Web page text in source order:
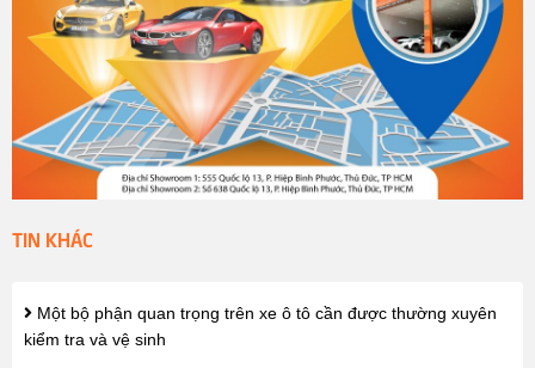
TIN KHÁC
Một bộ phận quan trọng trên xe ô tô cần được thường xuyên
kiểm tra và vệ sinh